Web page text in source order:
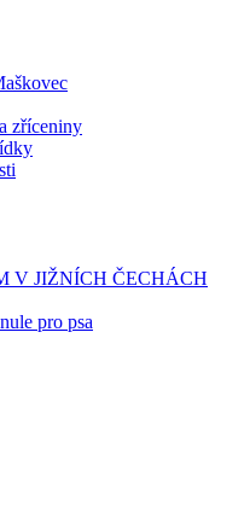
zříceniny
V JIŽNÍCH ČECHÁCH
pro psa